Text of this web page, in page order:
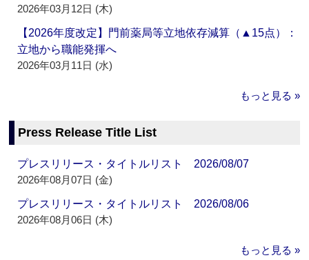
2026年03月12日 (木)
【2026年度改定】門前薬局等立地依存減算（▲15点）：
立地から職能発揮へ
2026年03月11日 (水)
もっと見る »
Press Release Title List
プレスリリース・タイトルリスト 2026/08/07
2026年08月07日 (金)
プレスリリース・タイトルリスト 2026/08/06
2026年08月06日 (木)
もっと見る »